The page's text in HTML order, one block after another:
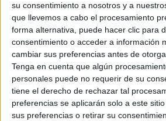
su consentimiento a nosotros y a
que llevemos a cabo el procesamiento
forma alternativa, puede hacer clic para
consentimiento o acceder a información
cambiar sus preferencias antes de
Tenga en cuenta que algún
personales puede no requerir de su
tiene el derecho de rechazar tal
preferencias se aplicarán solo a este
sus preferencias o retirar su
Soy estudiante de:*
Términos y Condiciones